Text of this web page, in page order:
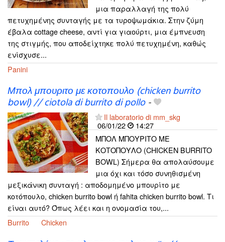
μια παραλλαγή της πολύ
πετυχημένης συνταγής με τα τυροψωμάκια. Στην ζύμη
έβαλα cottage cheese, αντί για γιαούρτι, μια έμπνευση
της στιγμής, που αποδείχτηκε πολύ πετυχημένη, καθώς
ενίσχυσε...
Panini
Μπολ μπουριτο με κοτοπουλο (chicken burrito
bowl) // ciotola di burrito di pollo-
Il laboratorio di mm_skg
06/01/22
14:27
ΜΠΟΛ ΜΠΟΥΡΙΤΟ ΜΕ
ΚΟΤΟΠΟΥΛΟ (CHICKEN BURRITO
BOWL) Σήμερα θα απολαύσουμε
μια όχι και τόσο συνηθισμένη
μεξικάνικη συνταγή : αποδομημένο μπουρίτο με
κοτόπουλο, chicken burrito bowl ή fahita chicken burrito bowl. Τι
είναι αυτό? Όπως λέει και η ονομασία του,...
Burrito
Chicken